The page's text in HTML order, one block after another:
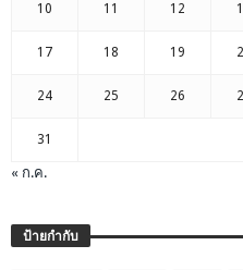
10 11 12
17 18 19
24 25 26
31
« ก.ค.
ป้ายกำกับ